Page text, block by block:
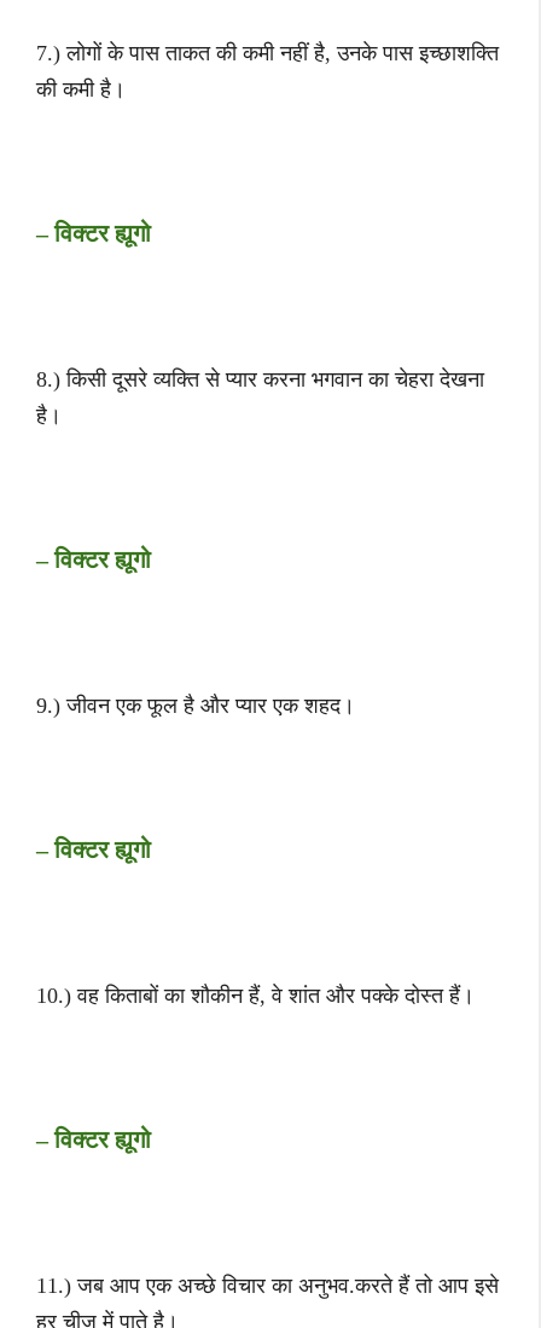
7.) लोगों के पास ताकत की कमी नहीं है, उनके पास इच्छाशक्ति
की कमी है।
– विक्टर ह्यूगो
8.) किसी दूसरे व्यक्ति से प्यार करना भगवान का चेहरा देखना
है।
– विक्टर ह्यूगो
9.) जीवन एक फूल है और प्यार एक शहद।
– विक्टर ह्यूगो
10.) वह किताबों का शौकीन हैं, वे शांत और पक्के दोस्त हैं।
– विक्टर ह्यूगो
11.) जब आप एक अच्छे विचार का अनुभव.करते हैं तो आप इसे
हर चीज़ में पाते है।